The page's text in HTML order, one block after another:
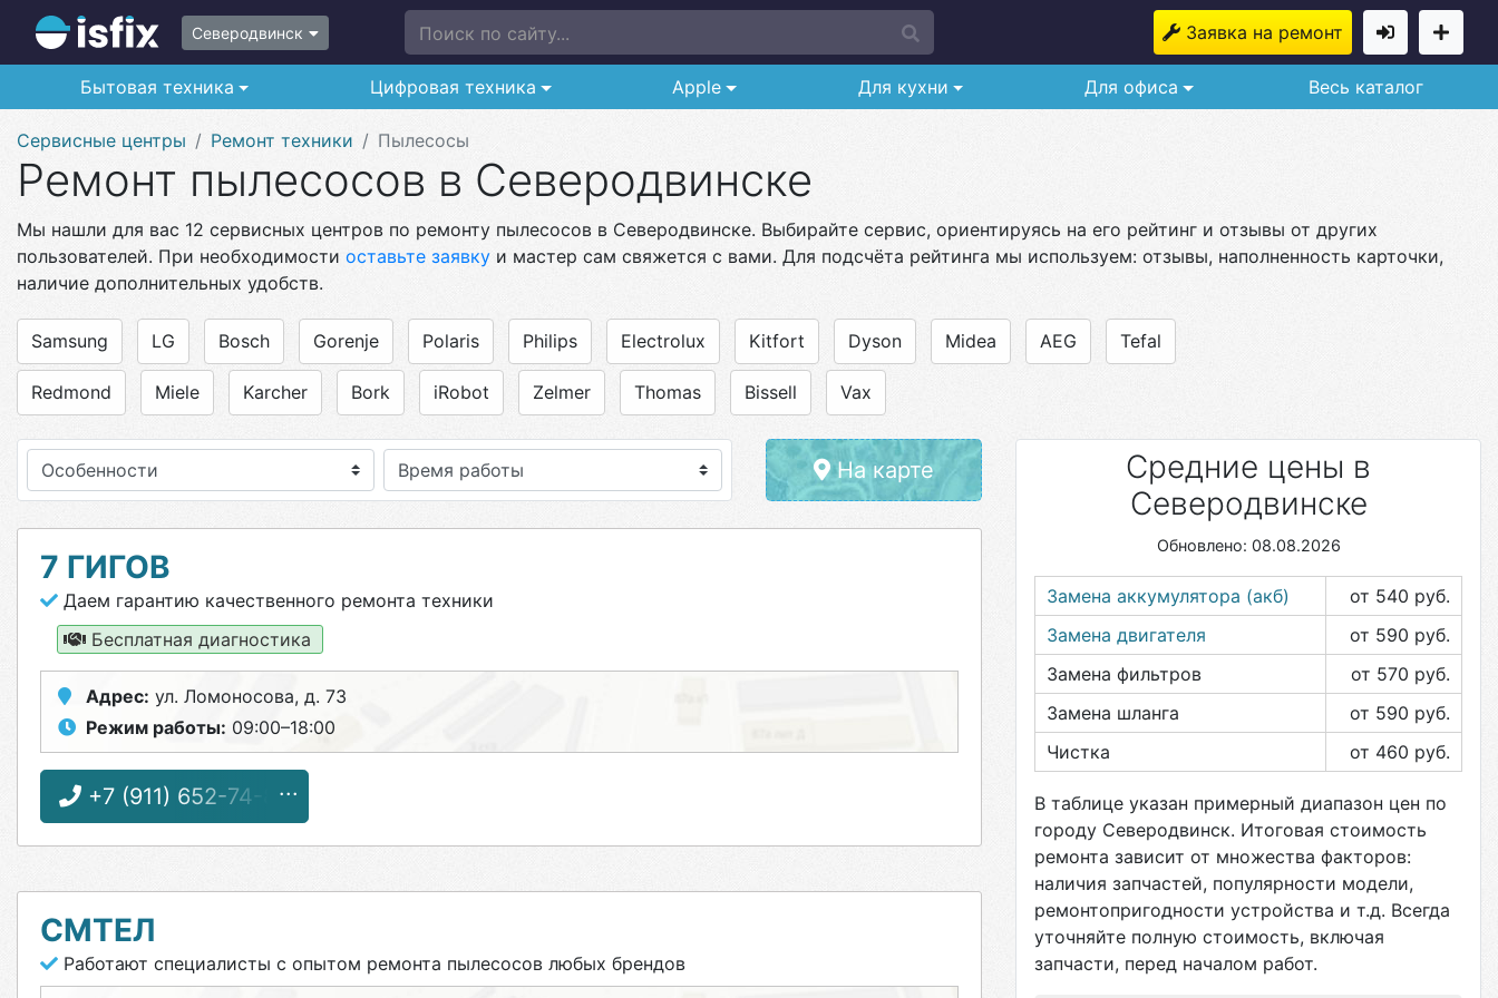
Северодвинск Поиск по сайту... Заявка на ремонт
Бытовая техника Цифровая техника Apple Для кухни Для офиса Весь каталог
Сервисные центры Ремонт техники Пылесосы
Ремонт пылесосов в Северодвинске
Мы нашли для вас 12 сервисных центров по ремонту пылесосов в Северодвинске. Выбирайте сервис, ориентируясь на его рейтинг и отзывы от других
пользователей. При необходимости оставьте заявку и мастер сам свяжется с вами. Для подсчёта рейтинга мы используем: отзывы, наполненность карточки,
наличие дополнительных удобств.
Samsung LG Bosch Gorenje Polaris Philips Electrolux Kitfort Dyson Midea AEG Tefal
Redmond Miele Karcher Bork iRobot Zelmer Thomas Bissell Vax
Особенности На карте
7 ГИГОВ
Даем гарантию качественного ремонта техники
Бесплатная диагностика
Адрес: ул. Ломоносова, д. 73
Режим работы: 09:00–18:00
+7 (911) 652-74-89
СМТЕЛ
Работают специалисты с опытом ремонта пылесосов любых брендов
Средние цены в
Северодвинске
Обновлено: 08.08.2026
Замена аккумулятора (акб) от 540 руб.
Замена двигателя
от 590 руб.
Замена фильтров
от 570 руб.
Замена шланга
от 590 руб.
Чистка
от 460 руб.
В таблице указан примерный диапазон цен по
городу Северодвинск. Итоговая стоимость
ремонта зависит от множества факторов:
наличия запчастей, популярности модели,
ремонтопригодности устройства и т.д. Всегда
уточняйте полную стоимость, включая
запчасти, перед началом работ.